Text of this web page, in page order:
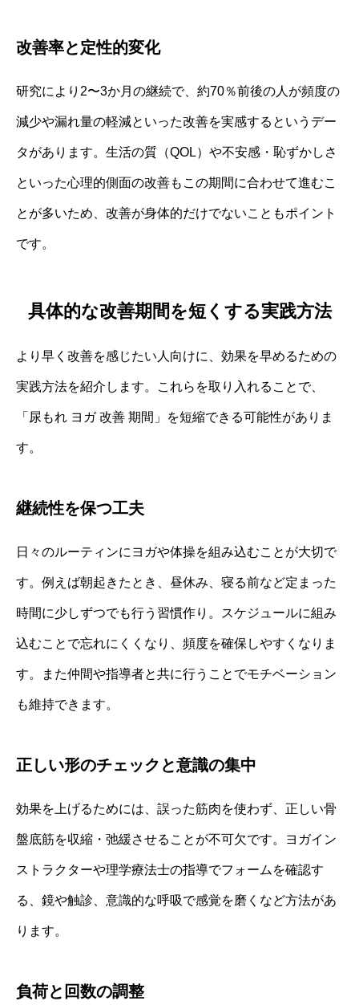
改善率と定性的変化
研究により2〜3か月の継続で、約70％前後の人が頻度の
減少や漏れ量の軽減といった改善を実感するというデー
タがあります。生活の質（QOL）や不安感・恥ずかしさ
といった心理的側面の改善もこの期間に合わせて進むこ
とが多いため、改善が身体的だけでないこともポイント
です。
具体的な改善期間を短くする実践方法
より早く改善を感じたい人向けに、効果を早めるための
実践方法を紹介します。これらを取り入れることで、
「尿もれ ヨガ 改善 期間」を短縮できる可能性がありま
す。
継続性を保つ工夫
日々のルーティンにヨガや体操を組み込むことが大切で
す。例えば朝起きたとき、昼休み、寝る前など定まった
時間に少しずつでも行う習慣作り。スケジュールに組み
込むことで忘れにくくなり、頻度を確保しやすくなりま
す。また仲間や指導者と共に行うことでモチベーション
も維持できます。
正しい形のチェックと意識の集中
効果を上げるためには、誤った筋肉を使わず、正しい骨
盤底筋を収縮・弛緩させることが不可欠です。ヨガイン
ストラクターや理学療法士の指導でフォームを確認す
る、鏡や触診、意識的な呼吸で感覚を磨くなど方法があ
ります。
負荷と回数の調整